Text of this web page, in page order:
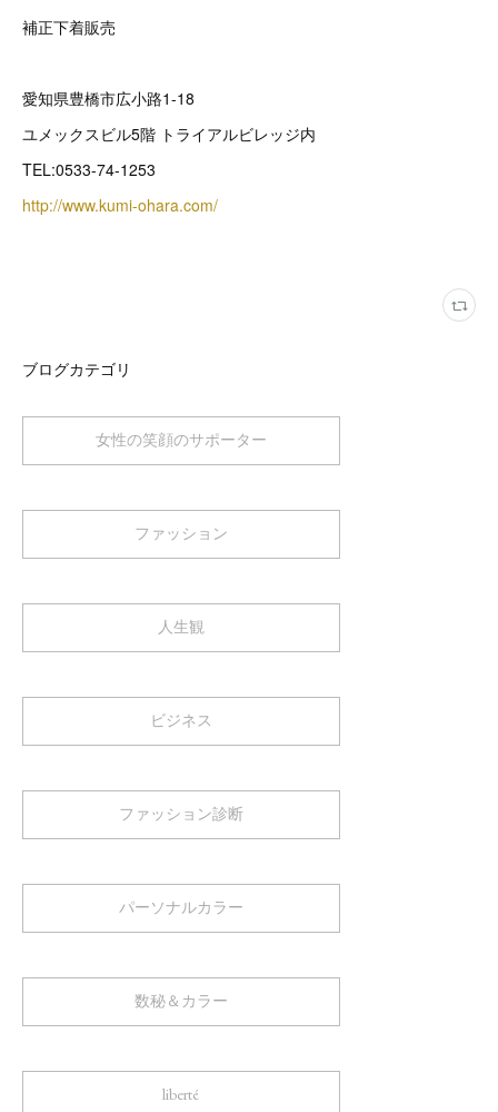
補正下着販売
愛知県豊橋市広小路1-18
ユメックスビル5階 トライアルビレッジ内
TEL:0533-74-1253
http://www.kumi-ohara.com/
ブログカテゴリ
女性の笑顔のサポーター
ファッション
人生観
ビジネス
ファッション診断
パーソナルカラー
数秘＆カラー
liberté